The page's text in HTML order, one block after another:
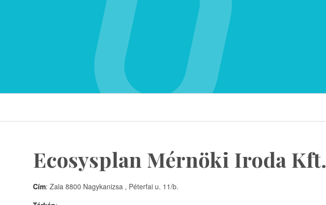
Ecosysplan Mérnöki Iroda Kft.
Cím: Zala 8800 Nagykanizsa , Péterfai u. 11/b.